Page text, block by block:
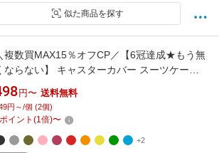
似た商品を探す
複数買MAX15％オフCP／【6冠達成★もう無
ならない】 キャスターカバー スーツケース
ャリーケース タイヤカバー シリコン 汚れ防
静音 防音 騒音防止 外れにくい 固定 フルカ
ー 傷防止 車輪カバー 2個 5個 10個 セット 予
円〜 送料無料
円～/個 (2個)
ポイント (1倍)〜
+2